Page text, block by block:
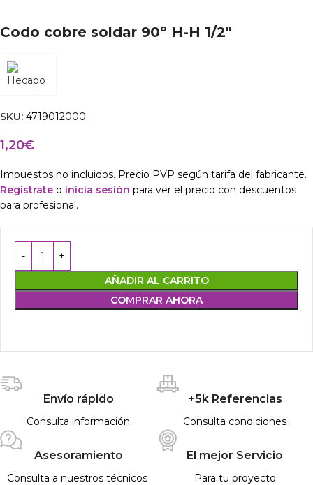
Codo cobre soldar 90º H-H 1/2″
SKU: 4719012000
1,20€
Impuestos no incluidos. Precio PVP según tarifa del fabricante.
Regístrate o inicia sesión para ver el precio con descuentos
para profesional.
AÑADIR AL CARRITO
COMPRAR AHORA
Envío rápido
Consulta información
+5k Referencias
Consulta condiciones
Asesoramiento
Consulta a nuestros técnicos
El mejor Servicio
Para tu proyecto